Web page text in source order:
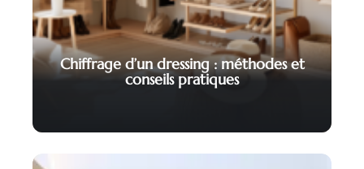
Chiffrage d’un dressing : méthodes et
conseils pratiques